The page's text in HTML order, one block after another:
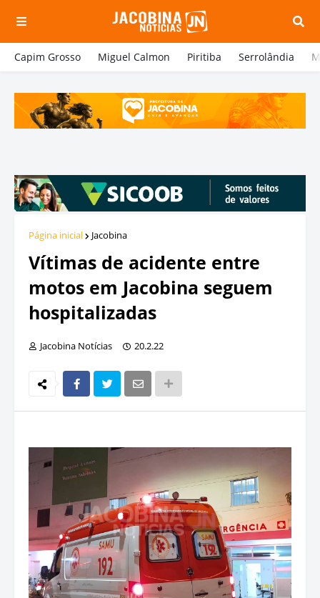
Capim Grosso Miguel Calmon Piritiba Serrolândia
Página inicial Jacobina
Vítimas de acidente entre
motos em Jacobina seguem
hospitalizadas
Jacobina Notícias 20.2.22